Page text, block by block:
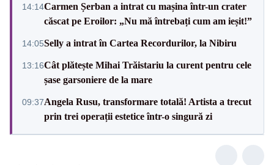
14:14Carmen Șerban a intrat cu mașina într-un crater
căscat pe Eroilor: „Nu mă întrebați cum am ieșit!”
14:05Selly a intrat în Cartea Recordurilor, la Nibiru
13:16Cât plătește Mihai Trăistariu la curent pentru cele
șase garsoniere de la mare
09:37Angela Rusu, transformare totală! Artista a trecut
prin trei operații estetice într-o singură zi